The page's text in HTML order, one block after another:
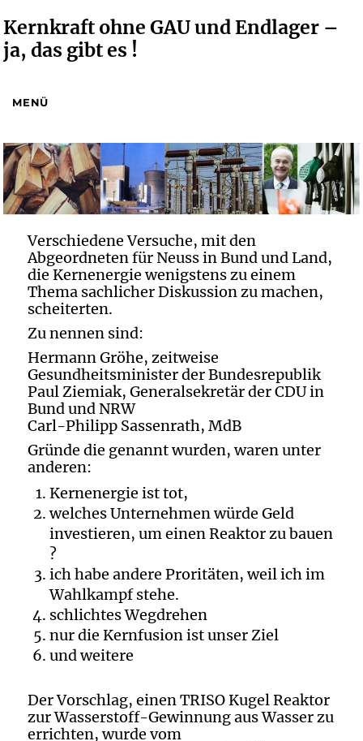
Kernkraft ohne GAU und Endlager –
ja, das gibt es !
MENÜ
Verschiedene Versuche, mit den
Abgeordneten für Neuss in Bund und Land,
die Kernenergie wenigstens zu einem
Thema sachlicher Diskussion zu machen,
scheiterten.
Zu nennen sind:
Hermann Gröhe, zeitweise
Gesundheitsminister der Bundesrepublik
Paul Ziemiak, Generalsekretär der CDU in
Bund und NRW
Carl-Philipp Sassenrath, MdB
Gründe die genannt wurden, waren unter
anderen:
Kernenergie ist tot,
welches Unternehmen würde Geld
investieren, um einen Reaktor zu bauen
?
ich habe andere Proritäten, weil ich im
Wahlkampf stehe.
schlichtes Wegdrehen
nur die Kernfusion ist unser Ziel
und weitere
Der Vorschlag, einen TRISO Kugel Reaktor
zur Wasserstoff-Gewinnung aus Wasser zu
errichten, wurde vom